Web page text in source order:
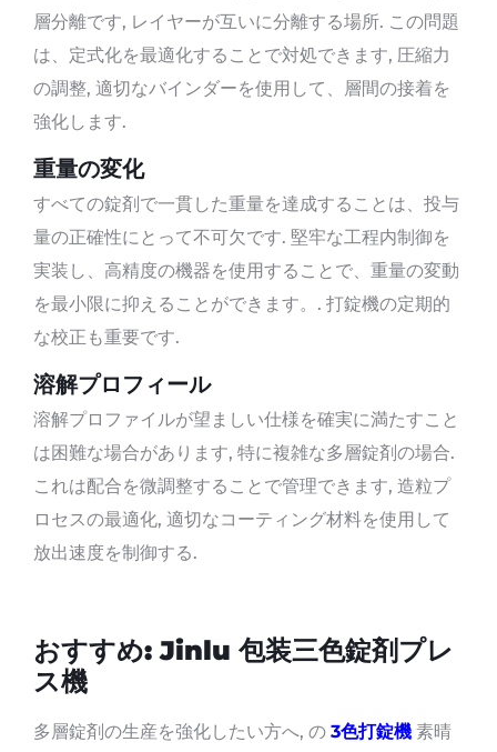
層分離です, レイヤーが互いに分離する場所. この問題
は、定式化を最適化することで対処できます, 圧縮力
の調整, 適切なバインダーを使用して、層間の接着を
強化します.
重量の変化
すべての錠剤で一貫した重量を達成することは、投与
量の正確性にとって不可欠です. 堅牢な工程内制御を
実装し、高精度の機器を使用することで、重量の変動
を最小限に抑えることができます。. 打錠機の定期的
な校正も重要です.
溶解プロフィール
溶解プロファイルが望ましい仕様を確実に満たすこと
は困難な場合があります, 特に複雑な多層錠剤の場合.
これは配合を微調整することで管理できます, 造粒プ
ロセスの最適化, 適切なコーティング材料を使用して
放出速度を制御する.
おすすめ: Jinlu 包装三色錠剤プレ
ス機
多層錠剤の生産を強化したい方へ, の 3色打錠機 素晴